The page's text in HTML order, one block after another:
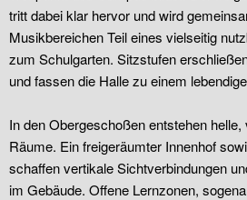
tritt dabei klar hervor und wird
Musikbereichen Teil eines vielseitig
zum Schulgarten. Sitzstufen
und fassen die Halle zu einem
In den Obergeschoßen entstehen
Räume. Ein freigeräumter Innenhof
schaffen vertikale Sichtverbindungen
im Gebäude. Offene Lernzonen,